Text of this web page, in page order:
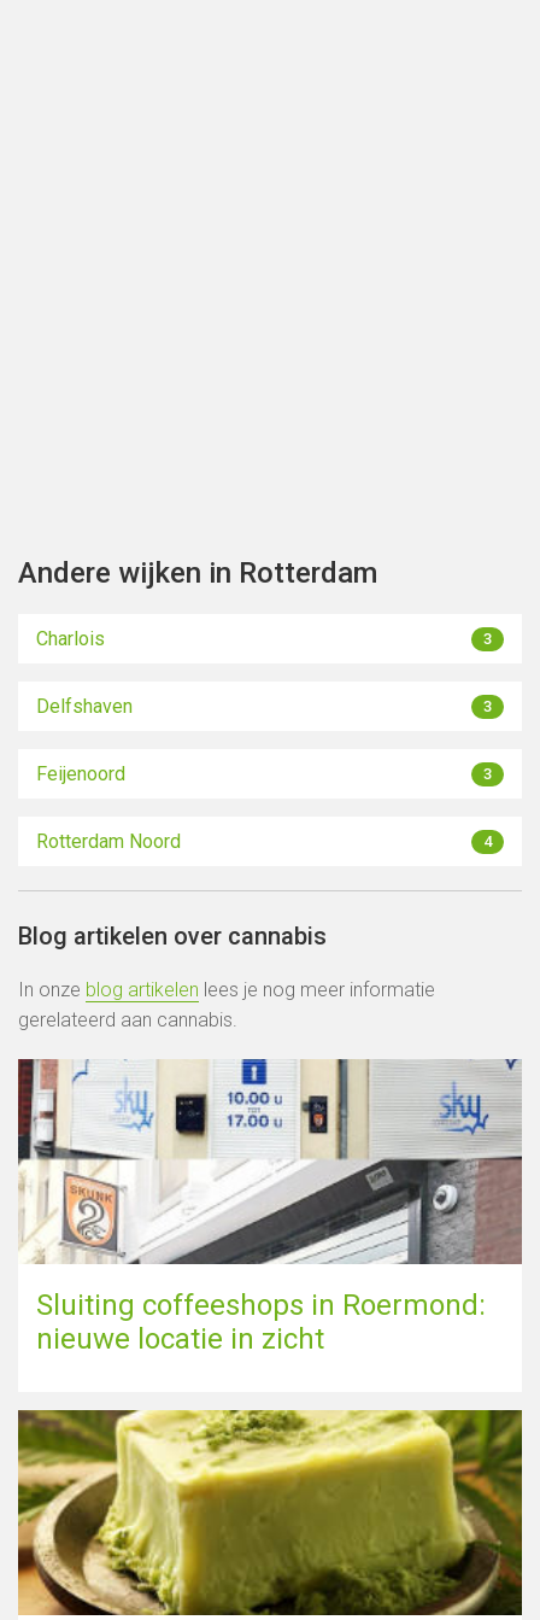
Andere wijken in Rotterdam
Charlois 3
Delfshaven 3
Feijenoord 3
Rotterdam Noord 4
Blog artikelen over cannabis
In onze blog artikelen lees je nog meer informatie
gerelateerd aan cannabis.
Sluiting coffeeshops in Roermond:
nieuwe locatie in zicht